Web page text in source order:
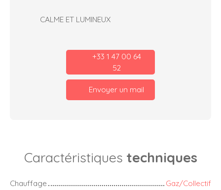
CALME ET LUMINEUX
+33 1 47 00 64
52
Envoyer un mail
Caractéristiques techniques
Chauffage Gaz/Collectif